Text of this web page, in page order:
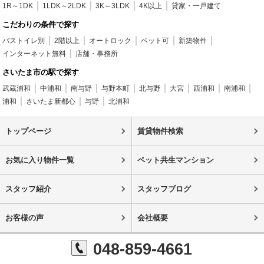
1R～1DK 1LDK～2LDK 3K～3LDK 4K以上 貸家・一戸建て
こだわりの条件で探す
バストイレ別 2階以上 オートロック ペット可
新築物件
インターネット無料
店舗・事務所
さいたま市の駅で探す
武蔵浦和 中浦和 南与野 与野本町 北与野 大宮 西浦和
南浦和
浦和
さいたま新都心 与野 北浦和
トップページ 賃貸物件検索
お気に入り物件一覧 ペット共生マンション
スタッフ紹介 スタッフブログ
お客様の声 会社概要
048-859-4661